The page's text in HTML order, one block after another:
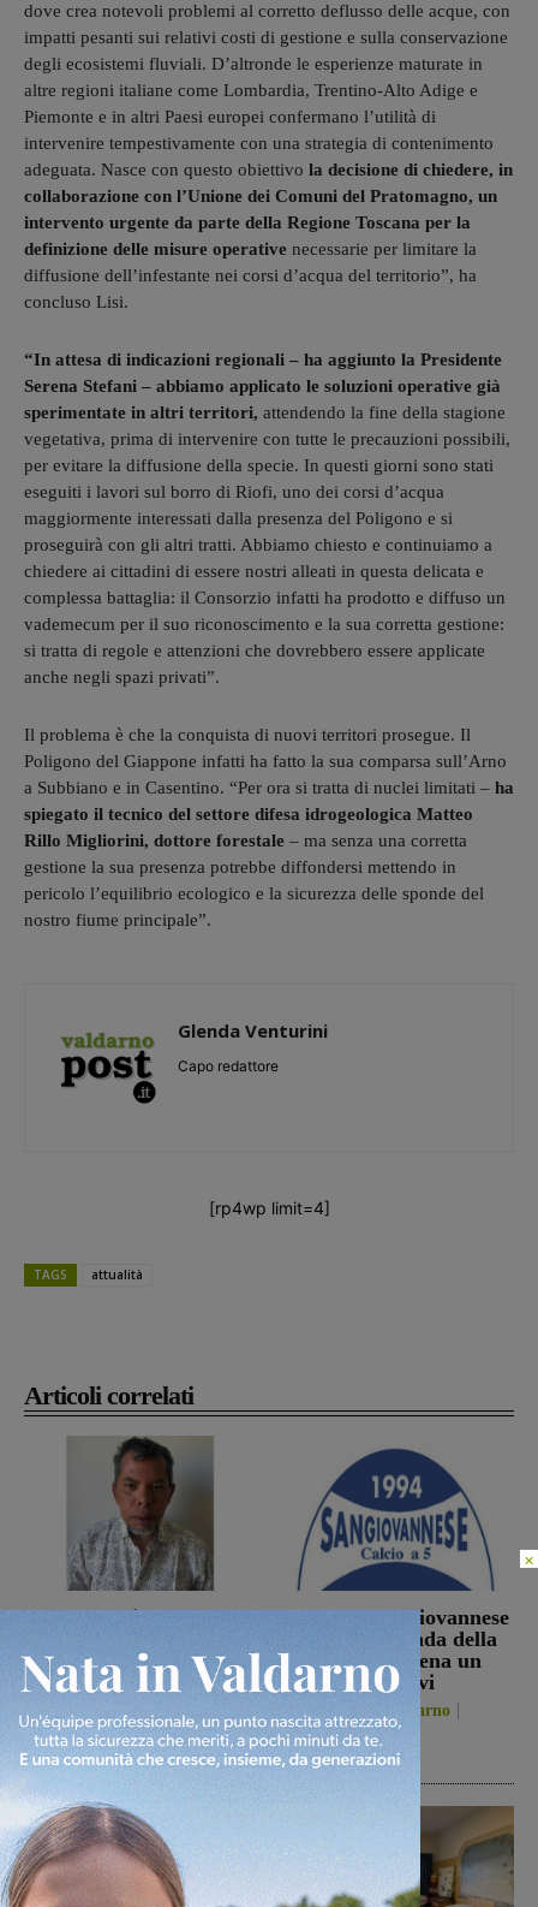
Articoli correlati
Sospese le ricerche sul
campo di Miah Billal, il
Prefetto di Arezzo:
“L’attenzione delle
istituzioni su questa
vicenda resta alta”
Cronaca 6 Agosto 2026
La Futsal Sangiovannese
ha scelto la strada della
continuità, appena un
paio i volti nuovi
San Giovanni Valdarno
6 Agosto 2026
dove crea notevoli problemi al corretto deflusso delle acque, con
impatti pesanti sui relativi costi di gestione e sulla conservazione
degli ecosistemi fluviali. D’altronde le esperienze maturate in
altre regioni italiane come Lombardia, Trentino-Alto Adige e
Piemonte e in altri Paesi europei confermano l’utilità di
intervenire tempestivamente con una strategia di contenimento
adeguata. Nasce con questo obiettivo la decisione di chiedere, in
collaborazione con l’Unione dei Comuni del Pratomagno, un
intervento urgente da parte della Regione Toscana per la
definizione delle misure operative necessarie per limitare la
diffusione dell’infestante nei corsi d’acqua del territorio”, ha
concluso Lisi.
“In attesa di indicazioni regionali – ha aggiunto la Presidente
Serena Stefani – abbiamo applicato le soluzioni operative già
sperimentate in altri territori, attendendo la fine della stagione
vegetativa, prima di intervenire con tutte le precauzioni possibili,
per evitare la diffusione della specie. In questi giorni sono stati
eseguiti i lavori sul borro di Riofi, uno dei corsi d’acqua
maggiormente interessati dalla presenza del Poligono e si
proseguirà con gli altri tratti. Abbiamo chiesto e continuiamo a
chiedere ai cittadini di essere nostri alleati in questa delicata e
complessa battaglia: il Consorzio infatti ha prodotto e diffuso un
vademecum per il suo riconoscimento e la sua corretta gestione:
si tratta di regole e attenzioni che dovrebbero essere applicate
anche negli spazi privati”.
Il problema è che la conquista di nuovi territori prosegue. Il
Poligono del Giappone infatti ha fatto la sua comparsa sull’Arno
a Subbiano e in Casentino. “Per ora si tratta di nuclei limitati – ha
spiegato il tecnico del settore difesa idrogeologica Matteo
Rillo Migliorini, dottore forestale – ma senza una corretta
gestione la sua presenza potrebbe diffondersi mettendo in
pericolo l’equilibrio ecologico e la sicurezza delle sponde del
nostro fiume principale”.
Glenda Venturini
Capo redattore
[rp4wp limit=4]
TAGS attualità
×